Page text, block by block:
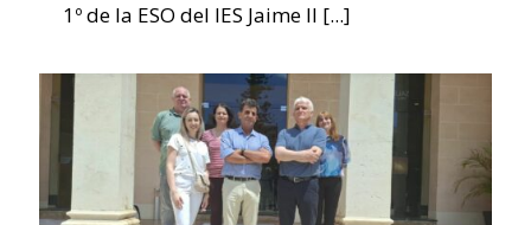
1º de la ESO del IES Jaime II [...]